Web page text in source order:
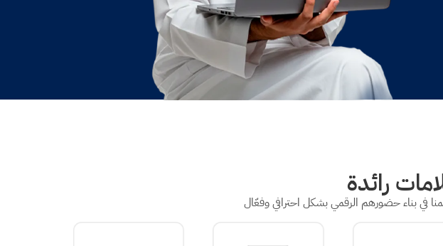
رائدة
في بناء حضورهم الرقمي بشكل احترافي وفعّال